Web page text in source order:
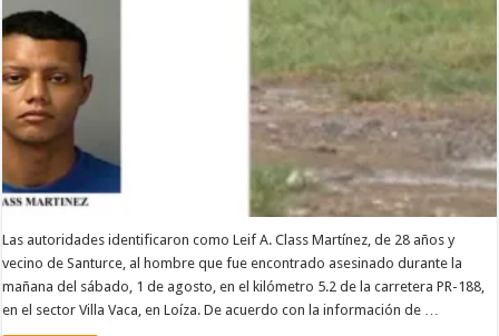
Las autoridades identificaron como Leif A. Class Martínez, de 28 años y
vecino de Santurce, al hombre que fue encontrado asesinado durante la
mañana del sábado, 1 de agosto, en el kilómetro 5.2 de la carretera PR-188,
en el sector Villa Vaca, en Loíza. De acuerdo con la información de …